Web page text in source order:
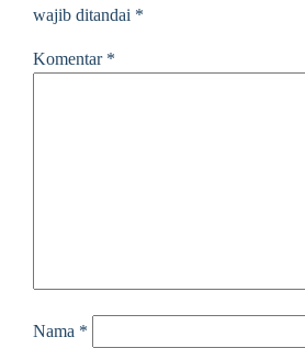
wajib ditandai *
Komentar *
Nama *